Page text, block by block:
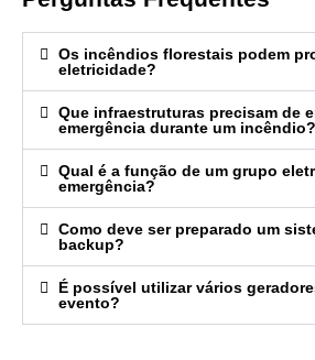
Os incêndios florestais podem
eletricidade?
Que infraestruturas precisam de
emergência durante um incêndio?
Qual é a função de um grupo
emergência?
Como deve ser preparado um
backup?
É possível utilizar vários
evento?